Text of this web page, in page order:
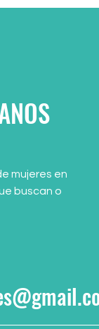
mujeres en
buscan o